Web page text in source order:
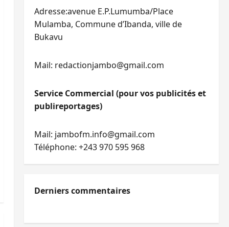
Adresse:avenue E.P.Lumumba/Place
Mulamba, Commune d’Ibanda, ville de
Bukavu
Mail: redactionjambo@gmail.com
Service Commercial (pour vos publicités et
publireportages)
Mail: jambofm.info@gmail.com
Téléphone: +243 970 595 968
Derniers commentaires